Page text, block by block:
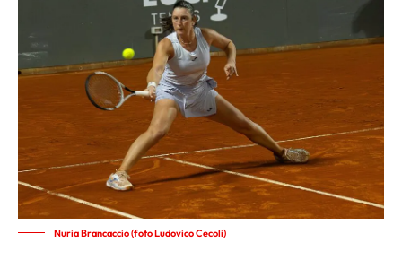
Nuria Brancaccio (foto Ludovico Cecoli)